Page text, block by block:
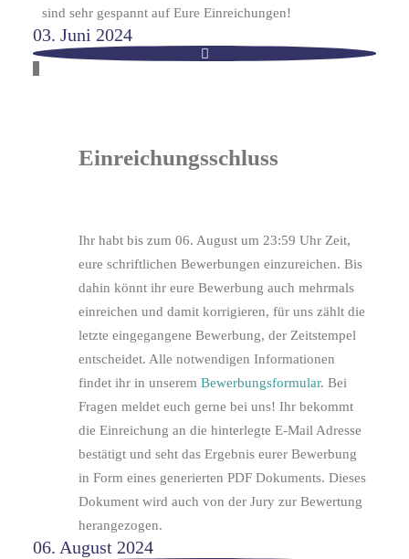
sind sehr gespannt auf Eure Einreichungen!
03. Juni 2024
Einreichungsschluss
Ihr habt bis zum 06. August um 23:59 Uhr Zeit,
eure schriftlichen Bewerbungen einzureichen. Bis
dahin könnt ihr eure Bewerbung auch mehrmals
einreichen und damit korrigieren, für uns zählt die
letzte eingegangene Bewerbung, der Zeitstempel
entscheidet. Alle notwendigen Informationen
findet ihr in unserem Bewerbungsformular. Bei
Fragen meldet euch gerne bei uns! Ihr bekommt
die Einreichung an die hinterlegte E-Mail Adresse
bestätigt und seht das Ergebnis eurer Bewerbung
in Form eines generierten PDF Dokuments. Dieses
Dokument wird auch von der Jury zur Bewertung
herangezogen.
06. August 2024